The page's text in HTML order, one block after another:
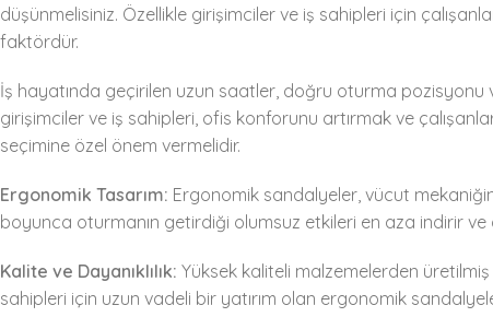
düşünmelisiniz. Özellikle girişimciler ve iş sahipleri için
faktördür.
İş hayatında geçirilen uzun saatler, doğru oturma
girişimciler ve iş sahipleri, ofis konforunu artırmak ve
seçimine özel önem vermelidir.
Ergonomik Tasarım: Ergonomik sandalyeler, vücut
boyunca oturmanın getirdiği olumsuz etkileri en aza indirir
Kalite ve Dayanıklılık: Yüksek kaliteli malzemelerden
sahipleri için uzun vadeli bir yatırım olan ergonomik